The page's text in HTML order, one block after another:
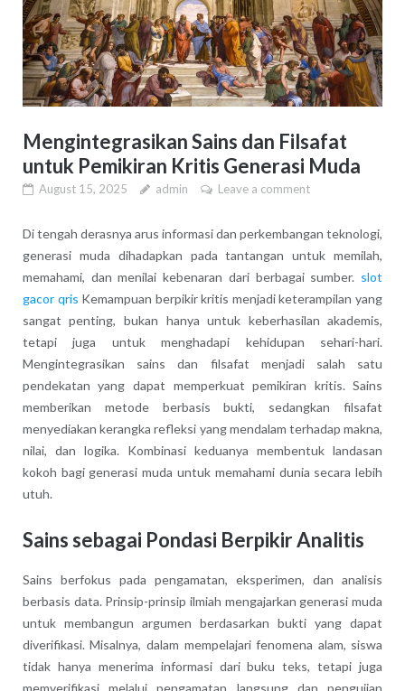
Mengintegrasikan Sains dan Filsafat
untuk Pemikiran Kritis Generasi Muda
August 15, 2025 admin Leave a comment
Di tengah derasnya arus informasi dan perkembangan teknologi,
generasi muda dihadapkan pada tantangan untuk memilah,
memahami, dan menilai kebenaran dari berbagai sumber. slot
gacor qris Kemampuan berpikir kritis menjadi keterampilan yang
sangat penting, bukan hanya untuk keberhasilan akademis,
tetapi juga untuk menghadapi kehidupan sehari-hari.
Mengintegrasikan sains dan filsafat menjadi salah satu
pendekatan yang dapat memperkuat pemikiran kritis. Sains
memberikan metode berbasis bukti, sedangkan filsafat
menyediakan kerangka refleksi yang mendalam terhadap makna,
nilai, dan logika. Kombinasi keduanya membentuk landasan
kokoh bagi generasi muda untuk memahami dunia secara lebih
utuh.
Sains sebagai Pondasi Berpikir Analitis
Sains berfokus pada pengamatan, eksperimen, dan analisis
berbasis data. Prinsip-prinsip ilmiah mengajarkan generasi muda
untuk membangun argumen berdasarkan bukti yang dapat
diverifikasi. Misalnya, dalam mempelajari fenomena alam, siswa
tidak hanya menerima informasi dari buku teks, tetapi juga